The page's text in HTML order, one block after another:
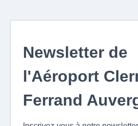
Newsletter de
l'Aéroport
Ferrand